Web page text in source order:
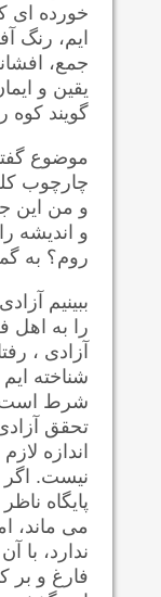
خورده ای
ایم، رنگ
جمع،
یقین و
گویند کوه
موضوع
چارچوب
و من این
و اندیشه
روم؟ به
ببینیم
را به اهل
آزادی ،
شناخته
شرط است،
تحقق
اندازه
نیست. اگر
پایگاه
می ماند،
ندارد، با
فارغ و بر